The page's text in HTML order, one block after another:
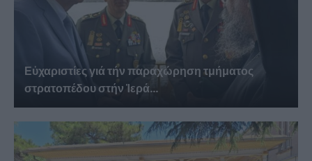
Εὐχαριστίες γιά τήν παραχώρηση τμήματος
στρατοπέδου στήν Ἱερά...